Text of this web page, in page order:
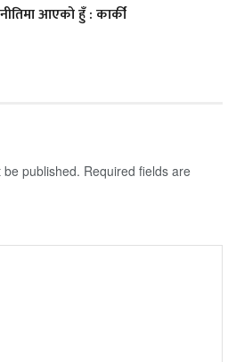
आएको हुँ : कार्की
published. Required fields are